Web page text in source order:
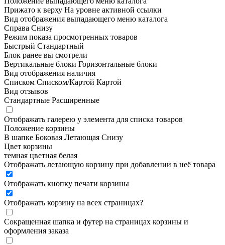
Прижато к верху На уровне активной ссылки
Вид отображения выпадающего меню каталога
Справа Снизу
Режим показа просмотренных товаров
Быстрый Стандартный
Блок ранее вы смотрели
Вертикальные блоки Горизонтальные блоки
Вид отображения наличия
Списком Списком/Картой Картой
Вид отзывов
Стандартные Расширенные
Отображать галерею у элемента для списка товаров
Положение корзины
В шапке Боковая Летающая Снизу
Цвет корзины
темная цветная белая
Отображать летающую корзину при добавлении в неё товара
Отображать кнопку печати корзины
Отображать корзину на всех страницах?
Сокращенная шапка и футер на страницах корзины и
оформления заказа